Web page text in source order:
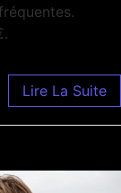
Lire La Suite